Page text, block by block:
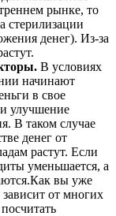
рынке, то
стерилизации
денег). Из-за
В условиях
начинают
в свое
улучшение
В таком случае
денег от
растут. Если
уменьшается, а
вы уже
от многих